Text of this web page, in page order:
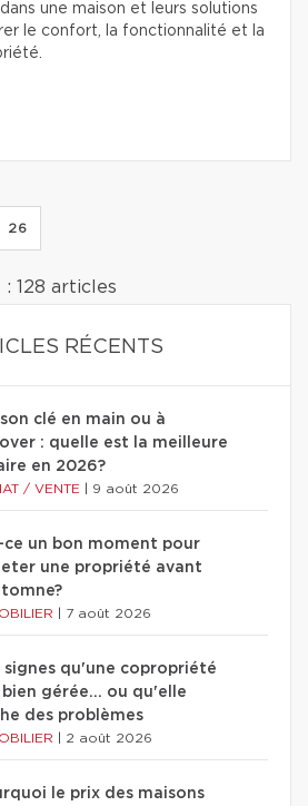
une maison et leurs solutions
le confort, la fonctionnalité et la
26
: 128 articles
RÉCENTS
clé en main ou à
: quelle est la meilleure
en 2026?
/ VENTE 9 août 2026
ce un bon moment pour
une propriété avant
7 août 2026
signes qu'une copropriété
bien gérée… ou qu'elle
des problèmes
2 août 2026
le prix des maisons